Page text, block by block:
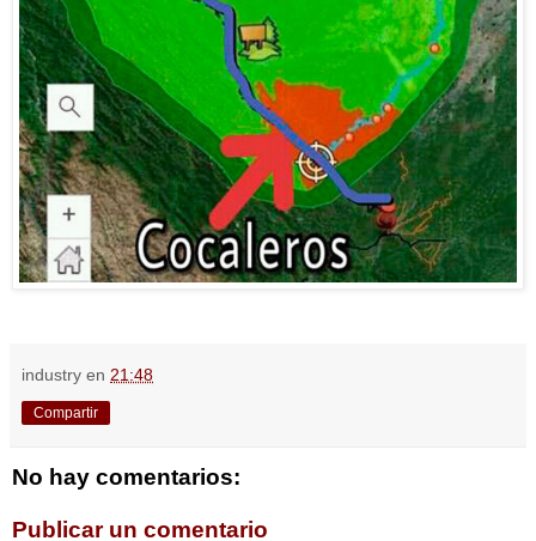
industry en 21:48
Compartir
No hay comentarios:
Publicar un comentario